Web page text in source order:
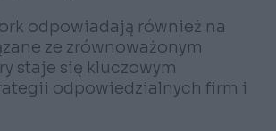
odpowiadają również na
ze zrównoważonym
staje się kluczowym
odpowiedzialnych firm i